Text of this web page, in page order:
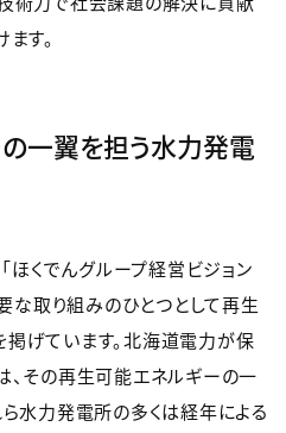
す。
一翼を担う水力発電
ほくでんグループ経営ビジョン
な取り組みのひとつとして再生
げています。北海道電力が保
その再生可能エネルギーの一
ら水力発電所の多くは経年による